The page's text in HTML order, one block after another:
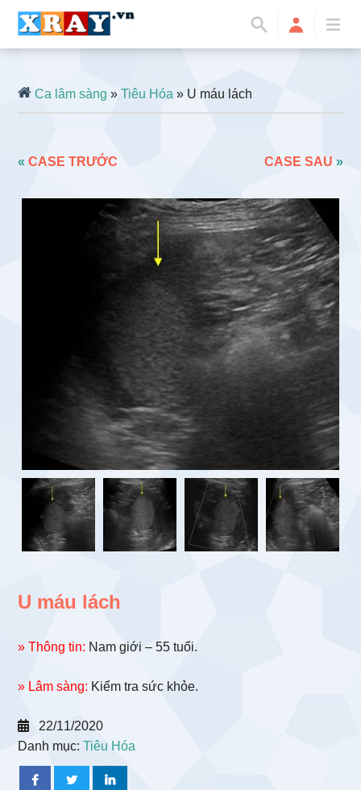
Ca lâm sàng »Tiêu Hóa » U máu lách
«CASE TRƯỚC CASE SAU »
U máu lách
» Thông tin: Nam giới – 55 tuổi.
» Lâm sàng: Kiểm tra sức khỏe.
22/11/2020
Danh mục:Tiêu Hóa